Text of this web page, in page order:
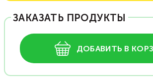
ЗАКАЗАТЬ ПРОДУКТЫ
ДОБАВИТЬ В